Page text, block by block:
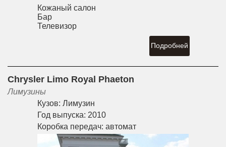
Кожаный салон
Бар
Телевизор
Подробней
Chrysler Limo Royal Phaeton
Лимузины
Кузов: Лимузин
Год выпуска: 2010
Коробка передач: автомат